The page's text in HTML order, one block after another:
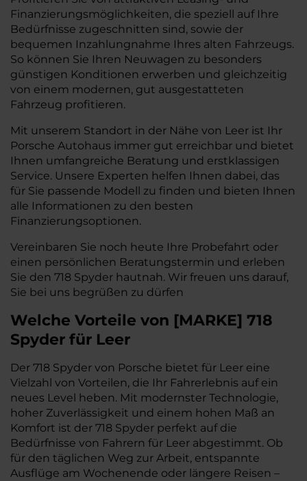
Finanzierungsmöglichkeiten, die speziell auf Ihre
Bedürfnisse zugeschnitten sind, sowie der
bequemen Inzahlungnahme Ihres alten Fahrzeugs.
So können Sie Ihren Neuwagen zu besonders
günstigen Konditionen erwerben und gleichzeitig
von einem modernen, gut ausgestatteten
Fahrzeug profitieren.
Mit unserem Standort in der Nähe von Leer ist Ihr
Porsche Autohaus immer gut erreichbar und bietet
Ihnen umfangreiche Beratung und erstklassigen
Service. Unsere Experten helfen Ihnen dabei, das
für Sie passende Modell zu finden und bieten Ihnen
alle Informationen zu den besten
Finanzierungsoptionen.
Vereinbaren Sie noch heute Ihre Probefahrt oder
einen persönlichen Beratungstermin und erleben
Sie den 718 Spyder hautnah. Wir freuen uns darauf,
Sie bei uns begrüßen zu dürfen
Welche Vorteile von [MARKE] 718
Spyder für Leer
Der 718 Spyder von Porsche bietet für Leer eine
Vielzahl von Vorteilen, die Ihr Fahrerlebnis auf ein
neues Level heben. Mit modernster Technologie,
hoher Zuverlässigkeit und einem hohen Maß an
Komfort ist der 718 Spyder perfekt auf die
Bedürfnisse von Fahrern für Leer abgestimmt. Ob
für den täglichen Weg zur Arbeit, entspannte
Ausflüge am Wochenende oder längere Reisen –